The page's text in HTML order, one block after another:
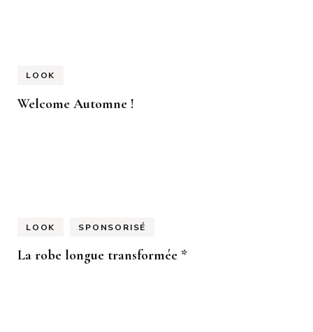
LOOK
Welcome Automne !
LOOK SPONSORISÉ
La robe longue transformée *